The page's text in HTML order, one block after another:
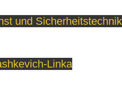
und Sicherheitstechnik
Linka